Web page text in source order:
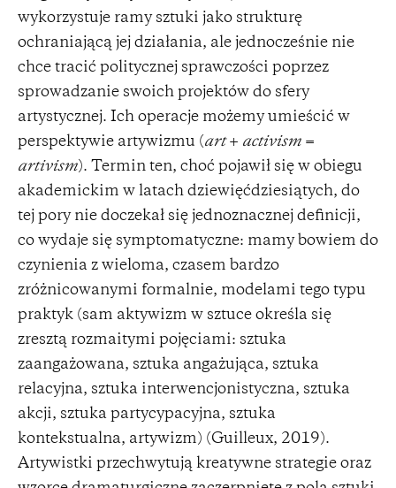
wykorzystuje ramy sztuki jako strukturę
ochraniającą jej działania, ale jednocześnie nie
chce tracić politycznej sprawczości poprzez
sprowadzanie swoich projektów do sfery
artystycznej. Ich operacje możemy umieścić w
perspektywie artywizmu (art+ activism =
artivism). Termin ten, choć pojawił się w obiegu
akademickim w latach dziewięćdziesiątych, do
tej pory nie doczekał się jednoznacznej definicji,
co wydaje się symptomatyczne: mamy bowiem do
czynienia z wieloma, czasem bardzo
zróżnicowanymi formalnie, modelami tego typu
praktyk (sam aktywizm w sztuce określa się
zresztą rozmaitymi pojęciami: sztuka
zaangażowana, sztuka angażująca, sztuka
relacyjna, sztuka interwencjonistyczna, sztuka
akcji, sztuka partycypacyjna, sztuka
kontekstualna, artywizm) (Guilleux, 2019).
Artywistki przechwytują kreatywne strategie oraz